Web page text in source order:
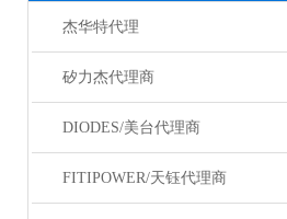
杰华特代理
矽力杰代理商
DIODES/美台代理商
FITIPOWER/天钰代理商